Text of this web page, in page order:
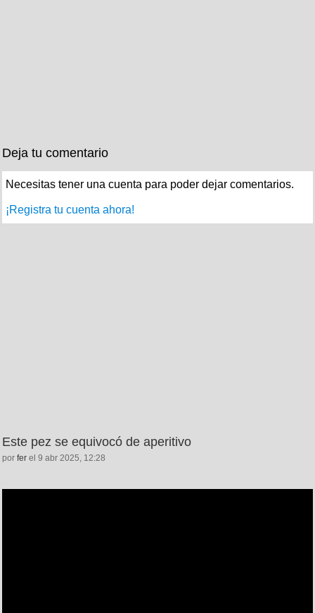
Deja tu comentario
Necesitas tener una cuenta para poder dejar comentarios.
¡Registra tu cuenta ahora!
Este pez se equivocó de aperitivo
por fer el 9 abr 2025, 12:28